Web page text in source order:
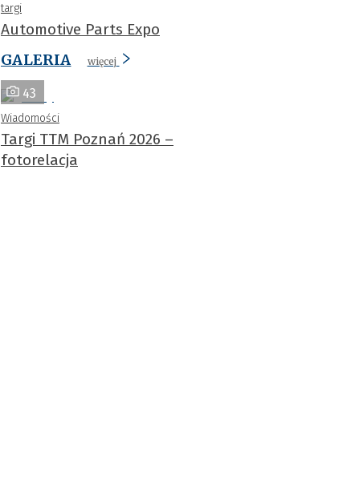
targi
Automotive Parts Expo
GALERIA
więcej
43
Wiadomości
Targi TTM Poznań 2026 –
fotorelacja